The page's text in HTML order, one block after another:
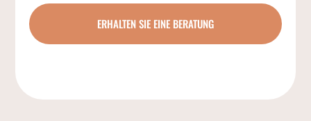
ERHALTEN SIE EINE BERATUNG